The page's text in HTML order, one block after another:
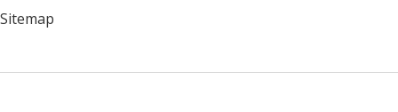
Sitemap